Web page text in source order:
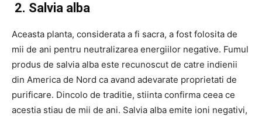
2. Salvia alba
Aceasta planta, considerata a fi sacra, a fost folosita de
mii de ani pentru neutralizarea energiilor negative. Fumul
produs de salvia alba este recunoscut de catre indienii
din America de Nord ca avand adevarate proprietati de
purificare. Dincolo de traditie, stiinta confirma ceea ce
acestia stiau de mii de ani. Salvia alba emite ioni negativi,